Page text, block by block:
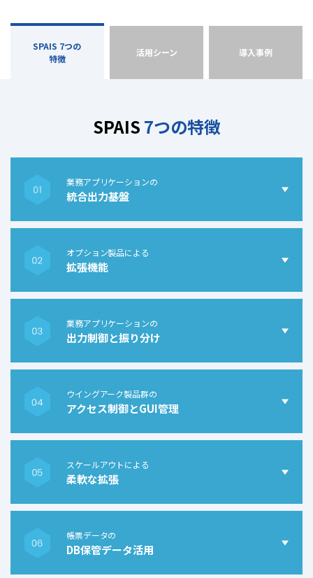
SPAIS 7つの
特徴
活用シーン 導入事例
SPAIS 7つの特徴
業務アプリケーションの
統合出力基盤
オプション製品による
拡張機能
業務アプリケーションの
出力制御と振り分け
ウイングアーク製品群の
アクセス制御とGUI管理
スケールアウトによる
柔軟な拡張
帳票データの
DB保管データ活用